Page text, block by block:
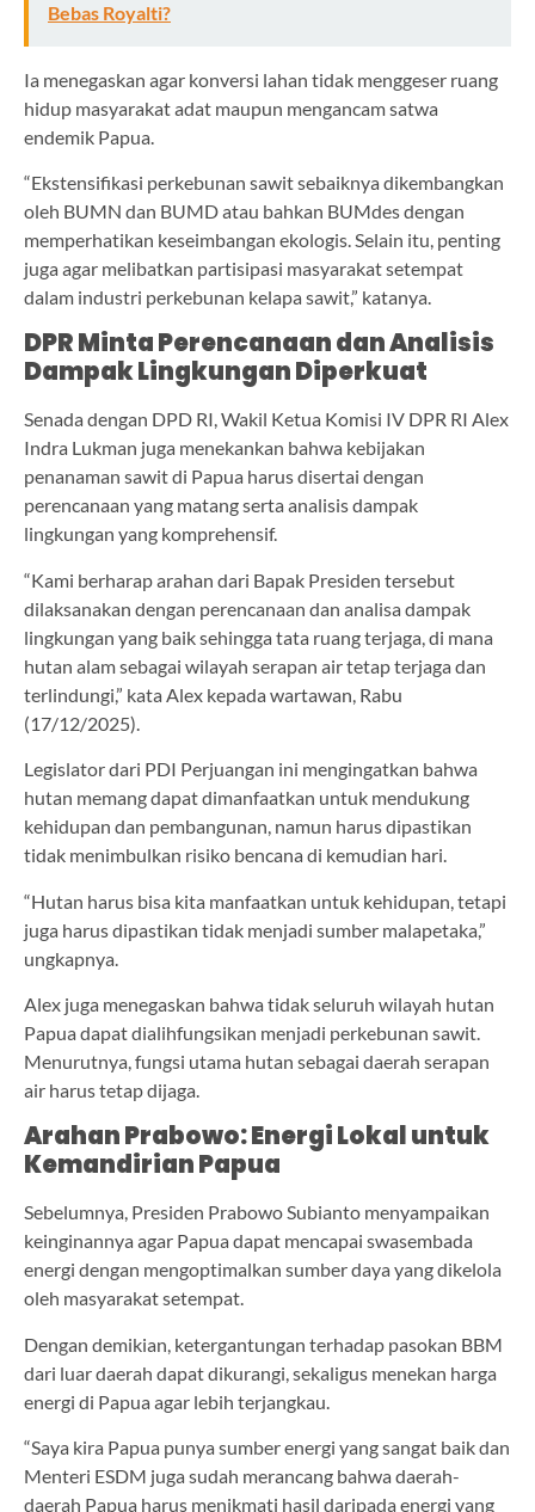
Bebas Royalti?
Ia menegaskan agar konversi lahan tidak menggeser ruang
hidup masyarakat adat maupun mengancam satwa
endemik Papua.
“Ekstensifikasi perkebunan sawit sebaiknya dikembangkan
oleh BUMN dan BUMD atau bahkan BUMdes dengan
memperhatikan keseimbangan ekologis. Selain itu, penting
juga agar melibatkan partisipasi masyarakat setempat
dalam industri perkebunan kelapa sawit,” katanya.
DPR Minta Perencanaan dan Analisis
Dampak Lingkungan Diperkuat
Senada dengan DPD RI, Wakil Ketua Komisi IV DPR RI Alex
Indra Lukman juga menekankan bahwa kebijakan
penanaman sawit di Papua harus disertai dengan
perencanaan yang matang serta analisis dampak
lingkungan yang komprehensif.
“Kami berharap arahan dari Bapak Presiden tersebut
dilaksanakan dengan perencanaan dan analisa dampak
lingkungan yang baik sehingga tata ruang terjaga, di mana
hutan alam sebagai wilayah serapan air tetap terjaga dan
terlindungi,” kata Alex kepada wartawan, Rabu
(17/12/2025).
Legislator dari PDI Perjuangan ini mengingatkan bahwa
hutan memang dapat dimanfaatkan untuk mendukung
kehidupan dan pembangunan, namun harus dipastikan
tidak menimbulkan risiko bencana di kemudian hari.
“Hutan harus bisa kita manfaatkan untuk kehidupan, tetapi
juga harus dipastikan tidak menjadi sumber malapetaka,”
ungkapnya.
Alex juga menegaskan bahwa tidak seluruh wilayah hutan
Papua dapat dialihfungsikan menjadi perkebunan sawit.
Menurutnya, fungsi utama hutan sebagai daerah serapan
air harus tetap dijaga.
Arahan Prabowo: Energi Lokal untuk
Kemandirian Papua
Sebelumnya, Presiden Prabowo Subianto menyampaikan
keinginannya agar Papua dapat mencapai swasembada
energi dengan mengoptimalkan sumber daya yang dikelola
oleh masyarakat setempat.
Dengan demikian, ketergantungan terhadap pasokan BBM
dari luar daerah dapat dikurangi, sekaligus menekan harga
energi di Papua agar lebih terjangkau.
“Saya kira Papua punya sumber energi yang sangat baik dan
Menteri ESDM juga sudah merancang bahwa daerah-
daerah Papua harus menikmati hasil daripada energi yang